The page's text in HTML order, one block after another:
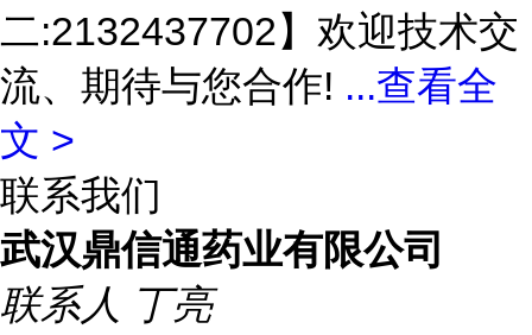
二:2132437702】欢迎技术交
流、期待与您合作! ...查看全
文 >
联系我们
武汉鼎信通药业有限公司
联系人 丁亮